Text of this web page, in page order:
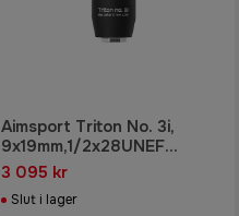
Aimsport Triton No. 3i,
9x19mm,1/2x28UNEF
Ljuddämpare
3 095 kr
Slut i lager